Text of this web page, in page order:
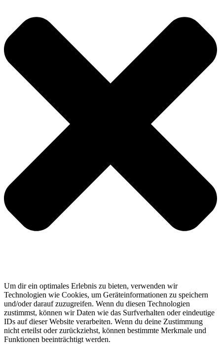
Um dir ein optimales Erlebnis zu bieten, verwenden wir
Technologien wie Cookies, um Geräteinformationen zu speichern
und/oder darauf zuzugreifen. Wenn du diesen Technologien
zustimmst, können wir Daten wie das Surfverhalten oder eindeutige
IDs auf dieser Website verarbeiten. Wenn du deine Zustimmung
nicht erteilst oder zurückziehst, können bestimmte Merkmale und
Funktionen beeinträchtigt werden.